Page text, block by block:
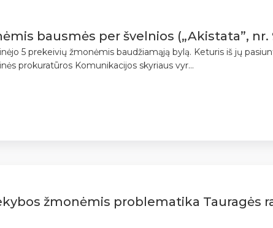
bausmės per švelnios („Akistata”, nr.
5 prekeivių žmonėmis baudžiamąją bylą. Keturis iš jų
prokuratūros Komunikacijos skyriaus vyr...
žmonėmis problematika Tauragės